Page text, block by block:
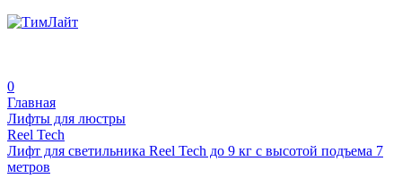
0
Главная
Лифты для люстры
Reel Tech
Лифт для светильника Reel Tech до 9 кг с высотой подъема 7
метров